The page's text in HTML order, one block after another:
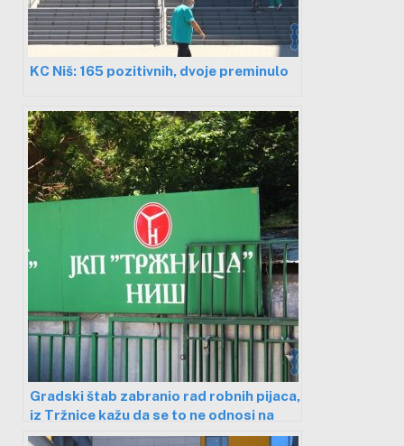
KC Niš: 165 pozitivnih, dvoje preminulo
Gradski štab zabranio rad robnih pijaca,
iz Tržnice kažu da se to ne odnosi na
one u njihovoj nadležnosti